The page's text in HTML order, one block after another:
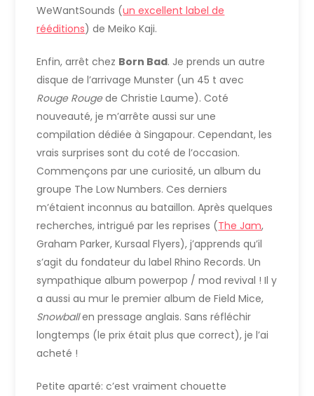
WeWantSounds (un excellent label de
rééditions) de Meiko Kaji.
Enfin, arrêt chez Born Bad. Je prends un autre
disque de l’arrivage Munster (un 45 t avec
Rouge Rougede Christie Laume). Coté
nouveauté, je m’arrête aussi sur une
compilation dédiée à Singapour. Cependant, les
vrais surprises sont du coté de l’occasion.
Commençons par une curiosité, un album du
groupe The Low Numbers. Ces derniers
m’étaient inconnus au bataillon. Après quelques
recherches, intrigué par les reprises (The Jam,
Graham Parker, Kursaal Flyers), j’apprends qu’il
s’agit du fondateur du label Rhino Records. Un
sympathique album powerpop / mod revival ! Il y
a aussi au mur le premier album de Field Mice,
Snowballen pressage anglais. Sans réfléchir
longtemps (le prix était plus que correct), je l’ai
acheté !
Petite aparté: c’est vraiment chouette